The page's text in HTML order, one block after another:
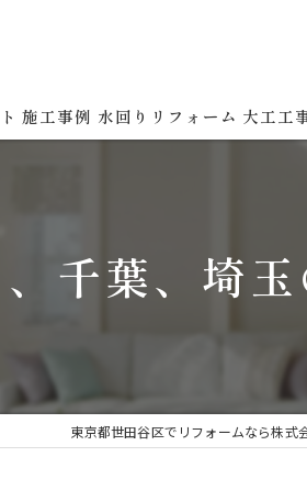
施工事例 水回りリフォーム 大工工
千葉、埼
東京都世田谷区でリフォームなら株式